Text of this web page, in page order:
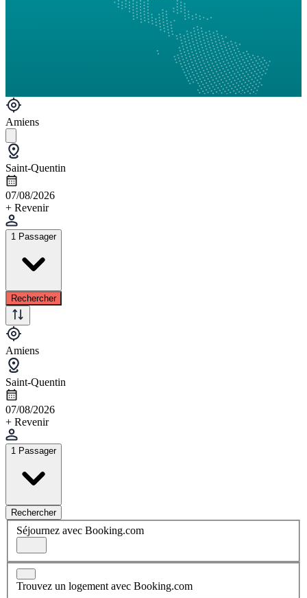
Amiens
Saint-Quentin
07/08/2026
+ Revenir
1 Passager
Rechercher
Amiens
Saint-Quentin
07/08/2026
+ Revenir
1 Passager
Rechercher
Séjournez avec Booking.com
Trouvez un logement avec Booking.com